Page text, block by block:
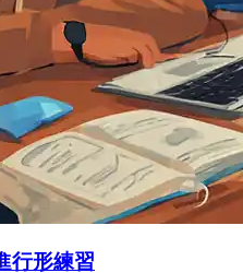
行形練習